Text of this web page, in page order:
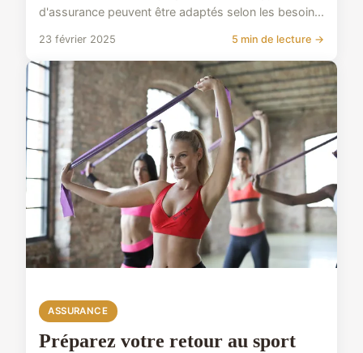
d'assurance peuvent être adaptés selon les besoin...
23 février 2025 5 min de lecture →
ASSURANCE
Préparez votre retour au sport